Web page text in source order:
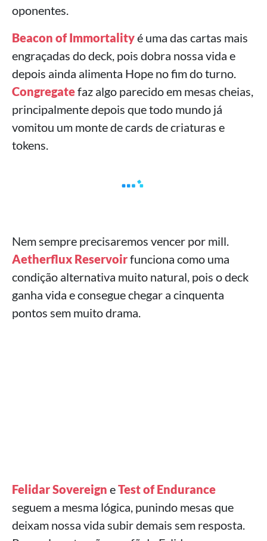
oponentes.
Beacon of Immortalityé uma das cartas mais
engraçadas do deck, pois dobra nossa vida e
depois ainda alimenta Hope no fim do turno.
Congregatefaz algo parecido em mesas cheias,
principalmente depois que todo mundo já
vomitou um monte de cards de criaturas e
tokens.
Nem sempre precisaremos vencer por mill.
Aetherflux Reservoirfunciona como uma
condição alternativa muito natural, pois o deck
ganha vida e consegue chegar a cinquenta
pontos sem muito drama.
Felidar Sovereign eTest of Endurance
seguem a mesma lógica, punindo mesas que
deixam nossa vida subir demais sem resposta.